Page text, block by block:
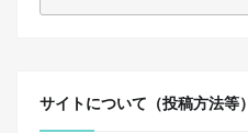
サイトについて（投稿方法等）